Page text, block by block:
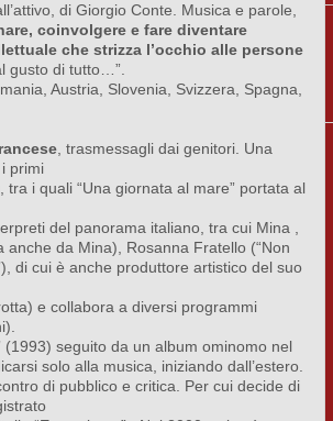
di Giorgio Conte. Musica e parole,
coinvolgere e fare diventare
che strizza l’occhio alle persone
gusto di tutto…”.
Austria, Slovenia, Svizzera, Spagna,
, trasmessagli dai genitori. Una
primi
i quali “Una giornata al mare” portata al
del panorama italiano, tra cui Mina ,
anche da Mina), Rosanna Fratello (“Non
di cui è anche produttore artistico del suo
e collabora a diversi programmi
(1993) seguito da un album ominomo nel
solo alla musica, iniziando dall’estero.
di pubblico e critica. Per cui decide di